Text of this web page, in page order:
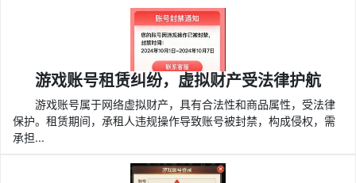
游戏账号租赁纠纷，虚拟财产受法律护航
游戏账号属于网络虚拟财产，具有合法性和商品属性，受法律
保护。租赁期间，承租人违规操作导致账号被封禁，构成侵权，需
承担...